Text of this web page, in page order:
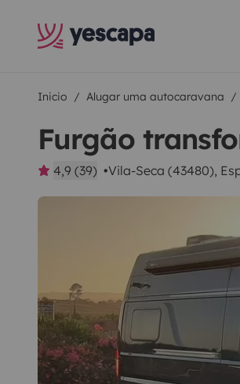
Inicio Alugar uma autocaravana
Furgão
4,9 (39) Vila-Seca (43480),